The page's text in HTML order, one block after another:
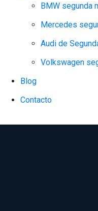
BMW segunda
Mercedes
Audi de
Volkswagen
Blog
Contacto